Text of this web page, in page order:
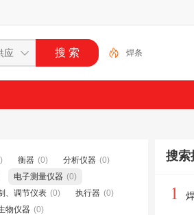
焊条
衡器 (0) 分析仪器 (0)
电子测量仪器 (0)
、调节仪表 (0) 执行器 (0)
物仪器 (0)
搜索
1